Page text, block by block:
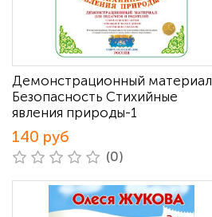
Демонстрационный материал
Безопасность Стихийные
явления природы-1
140 руб
(0)